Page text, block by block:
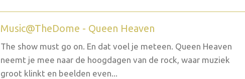
Music@TheDome - Queen Heaven
The show must go on. En dat voel je meteen. Queen Heaven
neemt je mee naar de hoogdagen van de rock, waar muziek
groot klinkt en beelden even...